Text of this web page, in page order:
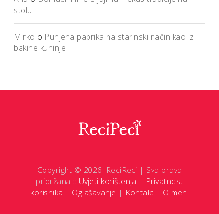
stolu
Mirko o Punjena paprika na starinski način kao iz
bakine kuhinje
Copyright © 2026. ReciReci | Sva prava
pridržana :: Uvjeti korištenja | Privatnost
korisnika | Oglašavanje | Kontakt | O meni